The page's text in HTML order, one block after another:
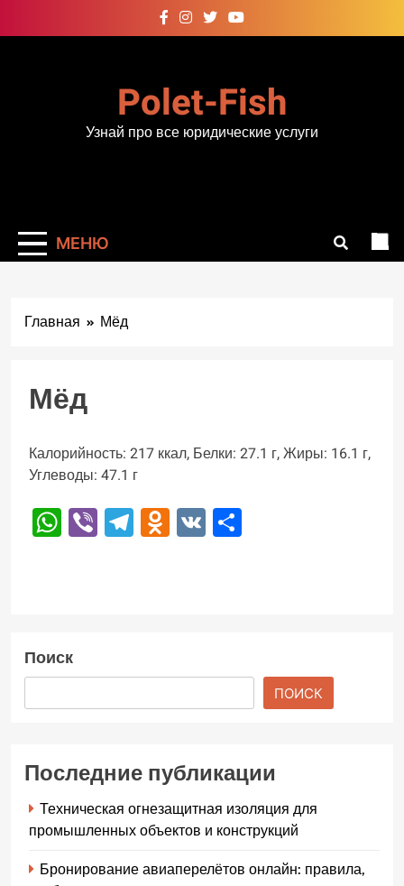
к
Polet-Fish
Узнай про все юридические услуги
МЕНЮ
Главная Мёд
Мёд
Калорийность: 217 ккал, Белки: 27.1 г, Жиры: 16.1 г,
Углеводы: 47.1 г
WhatsApp
ViberTelegram
Odnoklassniki
VK
Поиск
ПОИСК
Последние публикации
Техническая огнезащитная изоляция для
промышленных объектов и конструкций
Бронирование авиаперелётов онлайн: правила,